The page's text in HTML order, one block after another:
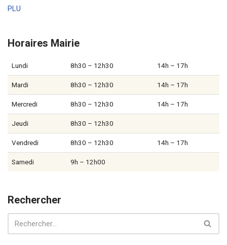
PLU
Horaires Mairie
Lundi 8h30 – 12h30 14h – 17h
Mardi 8h30 – 12h30 14h – 17h
Mercredi 8h30 – 12h30 14h – 17h
Jeudi 8h30 – 12h30
Vendredi 8h30 – 12h30 14h – 17h
Samedi 9h – 12h00
Rechercher